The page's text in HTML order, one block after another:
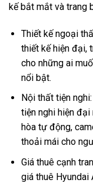
kế bắt mắt và trang
Thiết kế ngoại
thiết kế hiện đại,
cho những ai
nổi bật.
Nội thất tiện
tiện nghi hiện đại
hòa tự động,
thoải mái cho
Giá thuê cạnh
giá thuê Hyundai